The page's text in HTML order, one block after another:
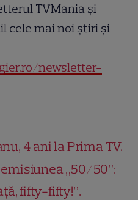
TVMania și
cele mai noi știri și
newsletter-
4 ani la Prima TV.
„50/50”:
fifty-fifty!”.